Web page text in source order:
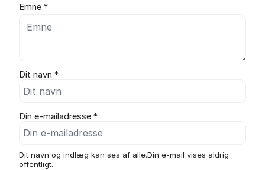
Emne *
Dit navn *
Din e-mailadresse *
Dit navn og indlæg kan ses af alle.Din e-mail vises aldrig
offentligt.